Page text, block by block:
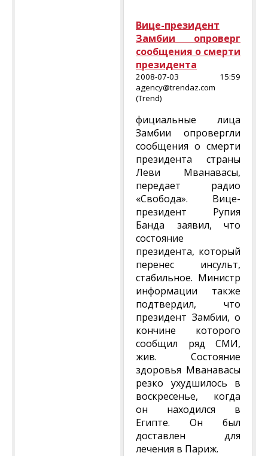
Вице-президент
Замбии опроверг
сообщения о смерти
президента
2008-07-03 15:59
agency@trendaz.com
(Trend)
фициальные лица
Замбии опровергли
сообщения о смерти
президента страны
Леви Мванавасы,
передает радио
«Свобода». Вице-
президент Рупия
Банда заявил, что
состояние
президента, который
перенес инсульт,
стабильное. Министр
информации также
подтвердил, что
президент Замбии, о
кончине которого
сообщил ряд СМИ,
жив. Состояние
здоровья Мванавасы
резко ухудшилось в
воскресенье, когда
он находился в
Египте. Он был
доставлен для
лечения в Париж.